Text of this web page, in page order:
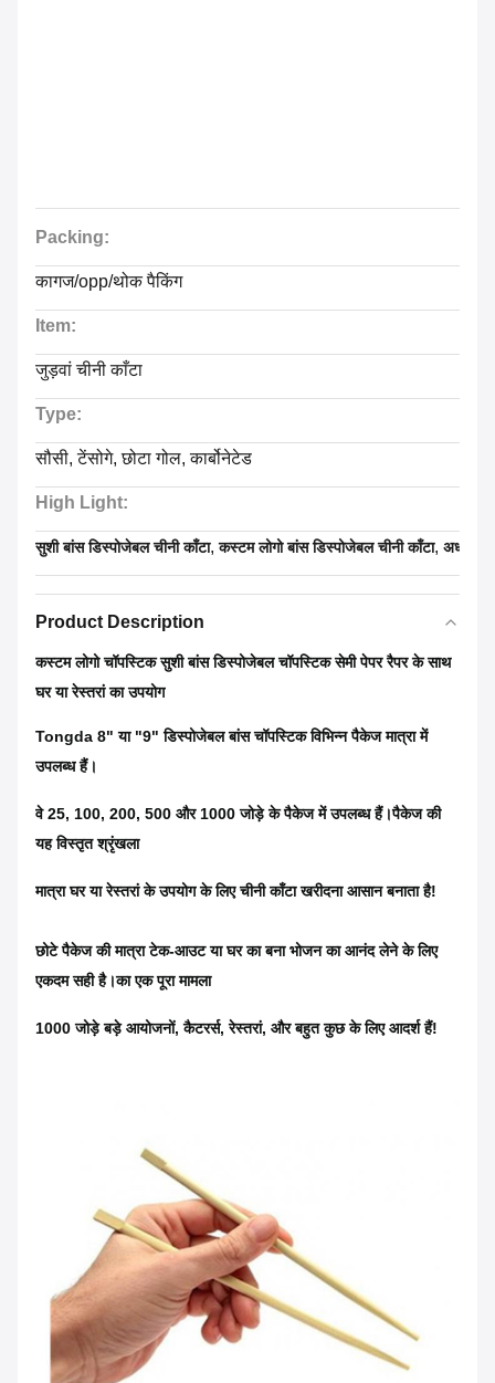
Packing:
कागज/opp/थोक पैकिंग
Item:
जुड़वां चीनी काँटा
Type:
सौसी, टेंसोगे, छोटा गोल, कार्बोनेटेड
High Light:
सुशी बांस डिस्पोजेबल चीनी काँटा,कस्टम लोगो बांस डिस्पोजेबल चीनी काँटा, अर्ध
Product Description
कस्टम लोगो चॉपस्टिक सुशी बांस डिस्पोजेबल चॉपस्टिक सेमी पेपर रैपर के साथ
घर या रेस्तरां का उपयोग
Tongda 8" या "9" डिस्पोजेबल बांस चॉपस्टिक विभिन्न पैकेज मात्रा में
उपलब्ध हैं।
वे 25, 100, 200, 500 और 1000 जोड़े के पैकेज में उपलब्ध हैं।पैकेज की
यह विस्तृत श्रृंखला
मात्रा घर या रेस्तरां के उपयोग के लिए चीनी काँटा खरीदना आसान बनाता है!
छोटे पैकेज की मात्रा टेक-आउट या घर का बना भोजन का आनंद लेने के लिए
एकदम सही है।का एक पूरा मामला
1000 जोड़े बड़े आयोजनों, कैटरर्स, रेस्तरां, और बहुत कुछ के लिए आदर्श हैं!